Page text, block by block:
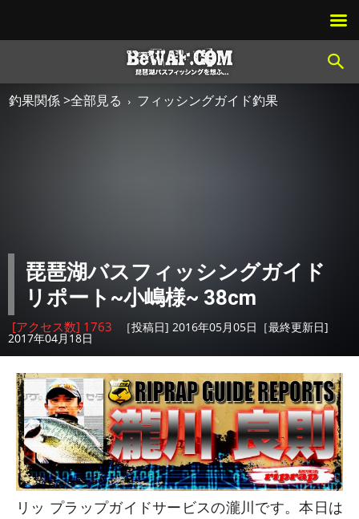
釣果関係 >全部見る フィッシングガイド釣果
琵琶湖バスフィッシングガイド
リポート~小嶋様~ 38cm
[アクセス数] 1763 ［投稿日] 2016年05月05日［最終更新日]
2017年04月18日
リッ プラップガイドサービスの瀧川です。本日は